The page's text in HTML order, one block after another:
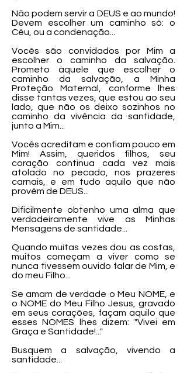
Não podem servir a DEUS e ao mundo!
Devem escolher um caminho só: o
Céu, ou a condenação...
Vocês são convidados por Mim a
escolher o caminho da salvação.
Prometo àquele que escolher o
caminho da salvação, a Minha
Proteção Maternal, conforme lhes
disse tantas vezes, que estou ao seu
lado, que não os deixo sozinhos no
caminho da vivência da santidade,
junto a Mim...
Vocês acreditam e confiam pouco em
Mim! Assim, queridos filhos, seu
coração continua cada vez mais
atolado no pecado, nos prazeres
carnais, e em tudo aquilo que não
provém de DEUS...
Dificilmente obtenho uma alma que
verdadeiramente vive as Minhas
Mensagens de santidade...
Quando muitas vezes dou as costas,
muitos começam a viver como se
nunca tivessem ouvido falar de Mim, e
do meu Filho...
Se amam de verdade o Meu NOME, e
o NOME do Meu Filho Jesus, gravado
em seus corações, façam aquilo que
esses NOMES lhes dizem: "Vivei em
Graça e Santidade!..."
Busquem a salvação, vivendo a
santidade...